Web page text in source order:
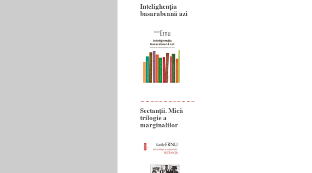
Intelighenția
basarabeană azi
Sectanţii. Mică
trilogie a
marginalilor